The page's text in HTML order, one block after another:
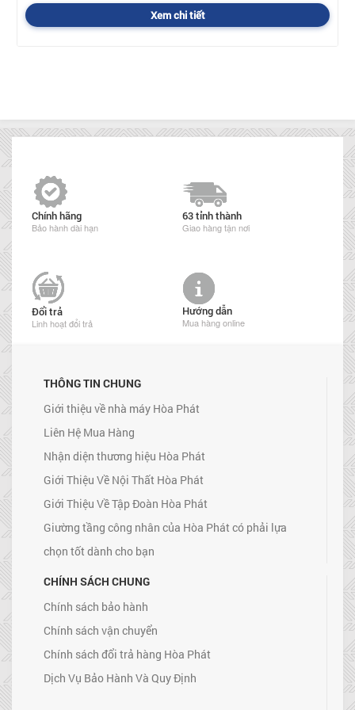
Xem chi tiết
Chính hãng
Bảo hành dài hạn
63 tỉnh thành
Giao hàng tận nơi
Đổi trả
Linh hoạt đổi trả
Hướng dẫn
Mua hàng online
THÔNG TIN CHUNG
Giới thiệu về nhà máy Hòa Phát
Liên Hệ Mua Hàng
Nhận diện thương hiệu Hòa Phát
Giới Thiệu Về Nội Thất Hòa Phát
Giới Thiệu Về Tập Đoàn Hòa Phát
Giường tầng công nhân của Hòa Phát có phải lựa
chọn tốt dành cho bạn
CHÍNH SÁCH CHUNG
Chính sách bảo hành
Chính sách vận chuyển
Chính sách đổi trả hàng Hòa Phát
Dịch Vụ Bảo Hành Và Quy Định